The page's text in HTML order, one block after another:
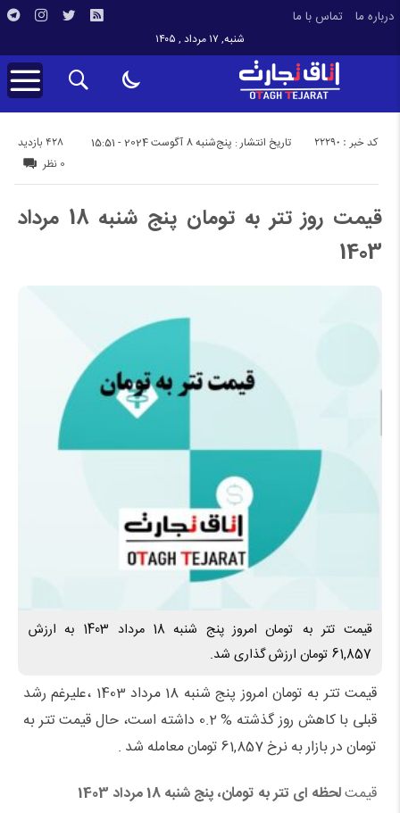
درباره ما تماس با ما
شنبه, ۱۷ مرداد , ۱۴۰۵
تاریخ انتشار : پنج‌شنبه 8 آگوست 2024 - 15:51 428 بازدید کد خبر : 22290
0 نظر
قیمت روز تتر به تومان پنج شنبه 18 مرداد
1403
قیمت تتر به تومان امروز پنج شنبه 18 مرداد 1403 به ارزش
61,857 تومان ارزش گذاری شد.
قیمت تتر به تومان امروز پنج شنبه 18 مرداد 1403 ،علیرغم رشد
قبلی با کاهش روز گذشته % 0.2 داشته است، حال قیمت تتر به
تومان در بازار به نرخ 61,857 تومان معامله شد .
قیمتلحظه ای تتر به تومان، پنج شنبه 18 مرداد 1403